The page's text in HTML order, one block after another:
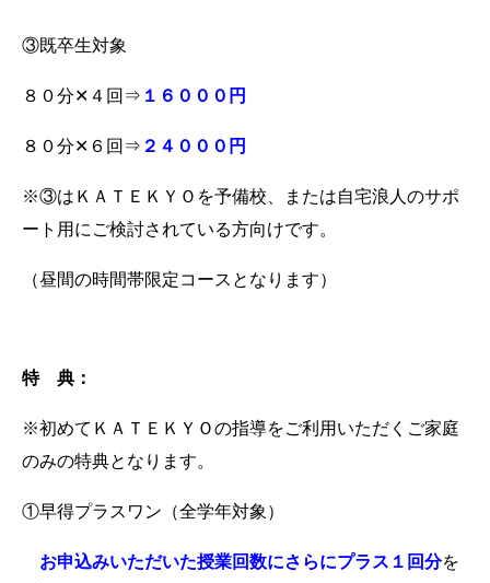
③既卒生対象
８０分✕４回⇒ １６０００円
８０分✕６回⇒ ２４０００円
※③はＫＡＴＥＫＹＯを予備校、または自宅浪人のサポ
ート用にご検討されている方向けです。
（昼間の時間帯限定コースとなります）
特 典：
※初めてＫＡＴＥＫＹＯの指導をご利用いただくご家庭
のみの特典となります。
①早得プラスワン（全学年対象）
お申込みいただいた授業回数にさらにプラス１回分を